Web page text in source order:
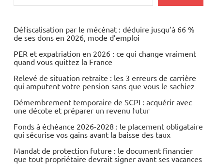
Défiscalisation par le mécénat : déduire jusqu’à 66 %
de ses dons en 2026, mode d’emploi
PER et expatriation en 2026 : ce qui change vraiment
quand vous quittez la France
Relevé de situation retraite : les 3 erreurs de carrière
qui amputent votre pension sans que vous le sachiez
Démembrement temporaire de SCPI : acquérir avec
une décote et préparer un revenu futur
Fonds à échéance 2026-2028 : le placement obligataire
qui sécurise vos gains avant la baisse des taux
Mandat de protection future : le document financier
que tout propriétaire devrait signer avant ses vacances